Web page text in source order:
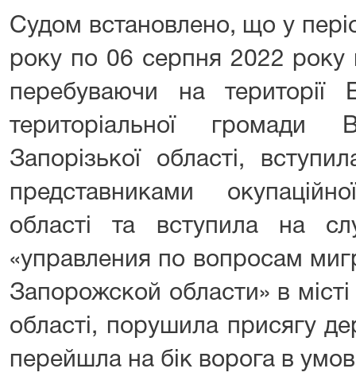
Судом встановлено, що у
року по 06 серпня 2022 року
перебуваючи на території
територіальної громади
Запорізької області,
представниками
області та вступила на
«управления по вопросам
Запорожской области» в
області, порушила присягу
перейшла на бік ворога в